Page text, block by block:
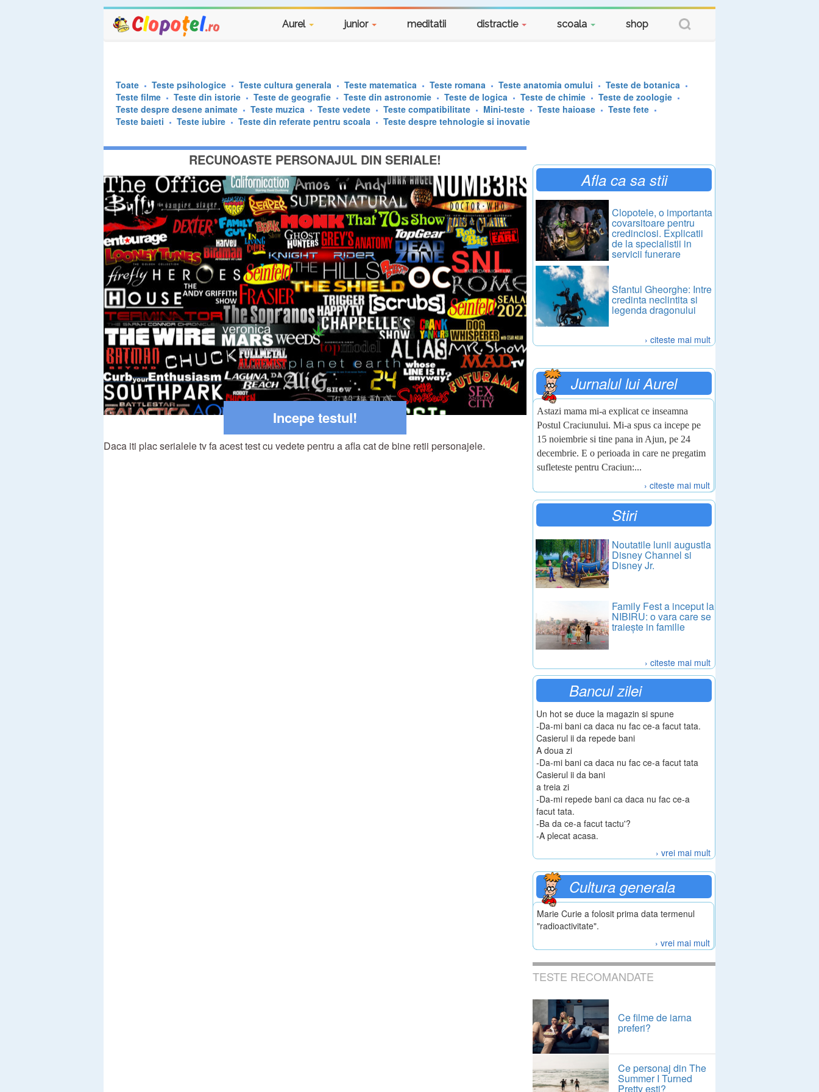
Aurel junior meditatii distractie scoala shop
Toate Teste psihologice Teste cultura generala Teste matematica Teste romana Teste anatomia omului
Teste de botanica
Teste filme
Teste din istorie Teste de geografie Teste din astronomie Teste de logica Teste de chimie
Teste de zoologie
Teste despre desene animate
Teste muzica Teste vedete Teste compatibilitate Mini-teste Teste haioase
Teste fete
Teste baieti
Teste iubire Teste din referate pentru scoala Teste despre tehnologie si inovatie
RECUNOASTE PERSONAJUL DIN SERIALE!
Incepe testul!
Daca iti plac serialele tv fa acest test cu vedete pentru a afla cat de bine retii personajele.
Afla ca sa stii
Clopotele, o importanta
covarsitoare pentru
credinciosi. Explicatii
de la specialistii in
servicii funerare
Sfantul Gheorghe: Intre
credinta neclintita si
legenda dragonului
› citeste mai mult
Jurnalul lui Aurel
Astazi mama mi-a explicat ce inseamna
Postul Craciunului. Mi-a spus ca incepe pe
15 noiembrie si tine pana in Ajun, pe 24
decembrie. E o perioada in care ne pregatim
sufleteste pentru Craciun:...
› citeste mai mult
Stiri
Noutatile lunii augustla
Disney Channel si
Disney Jr.
Family Fest a inceput la
NIBIRU: o vara care se
traiește in familie
› citeste mai mult
Bancul zilei
Un hot se duce la magazin si spune
-Da-mi bani ca daca nu fac ce-a facut tata.
Casierul ii da repede bani
A doua zi
-Da-mi bani ca daca nu fac ce-a facut tata
Casierul ii da bani
a treia zi
-Da-mi repede bani ca daca nu fac ce-a
facut tata.
-Ba da ce-a facut tactu'?
-A plecat acasa.
› vrei mai mult
Cultura generala
Marie Curie a folosit prima data termenul
"radioactivitate".
› vrei mai mult
TESTE RECOMANDATE
Ce filme de iarna
preferi?
Ce personaj din The
Summer I Turned
Pretty esti?